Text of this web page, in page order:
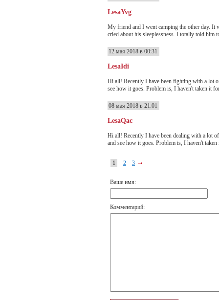
LesaYvg
My friend and I went camping the other day. It
cried about his sleeplessness. I totally told
12 мая 2018 в 00:31
LesaIdi
Hi all! Recently I have been fighting with a lot
see how it goes. Problem is, I haven't taken it
08 мая 2018 в 21:01
LesaQac
Hi all! Recently I have been dealing with a lot
and see how it goes. Problem is, I haven't
1 2 3
Ваше имя:
Комментарий: